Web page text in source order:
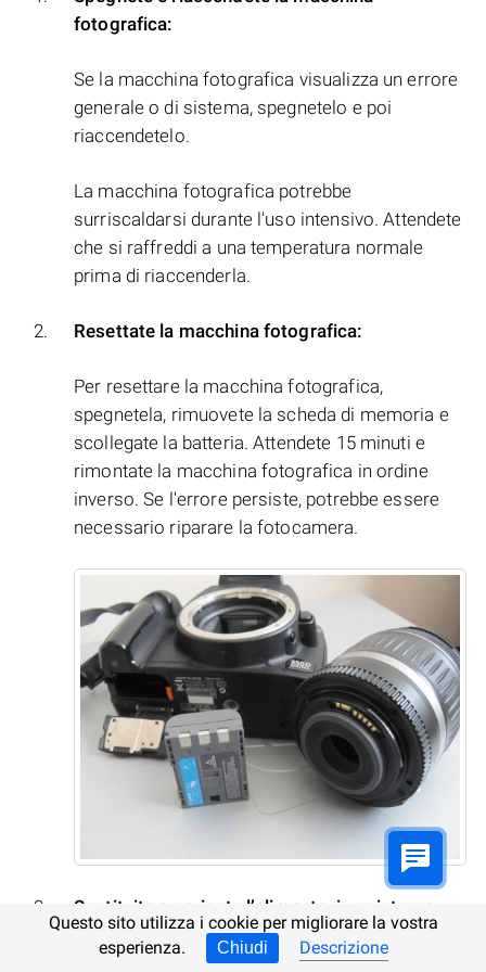
fotografica:
Se la macchina fotografica visualizza un errore
generale o di sistema, spegnetelo e poi
riaccendetelo.
La macchina fotografica potrebbe
surriscaldarsi durante l'uso intensivo. Attendete
che si raffreddi a una temperatura normale
prima di riaccenderla.
Resettate la macchina fotografica:
Per resettare la macchina fotografica,
spegnetela, rimuovete la scheda di memoria e
scollegate la batteria. Attendete 15 minuti e
rimontate la macchina fotografica in ordine
inverso. Se l'errore persiste, potrebbe essere
necessario riparare la fotocamera.
Sostituite o caricate l’alimentazione interna:
Un errore generale o di sistema può essere
Questo sito utilizza i cookie per migliorare la vostra
esperienza.
Chiudi Descrizione